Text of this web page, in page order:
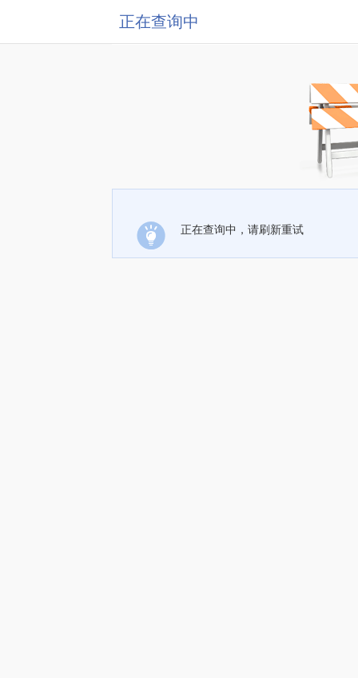
正在查询中
正在查询中，请刷新重试